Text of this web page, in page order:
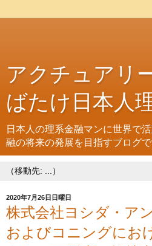
アクチュアリ
ばたけ日本人
日本人の理系金融マンに世界で
融の将来の発展を目指すブログで
2020年7月26日日曜日
株式会社ヨシダ・ア
およびコニングにお